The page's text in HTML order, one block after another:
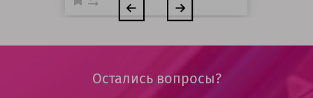
Остались вопросы?